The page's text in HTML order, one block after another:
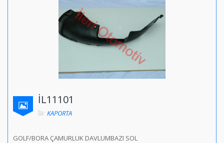
İL11101
KAPORTA
GOLF/BORA ÇAMURLUK DAVLUMBAZI SOL